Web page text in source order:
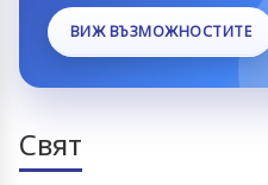
ВИЖ ВЪЗМОЖНОСТИТЕ
Свят